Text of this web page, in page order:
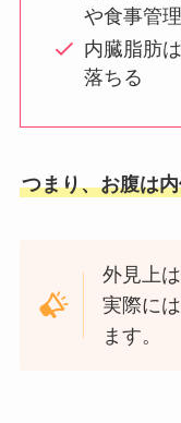
や食事管
内臓脂肪
落ちる
つまり、お腹は
外見上
実際に
ます。